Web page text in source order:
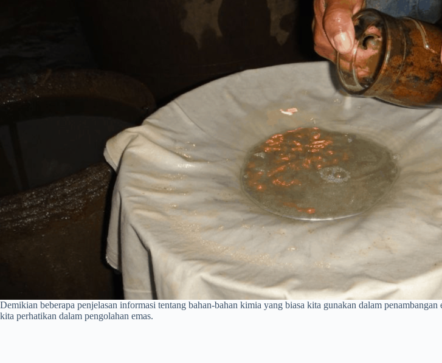
Demikian beberapa penjelasan informasi tentang bahan-bahan kimia yang biasa kita gunakan dalam
kita perhatikan dalam pengolahan emas.